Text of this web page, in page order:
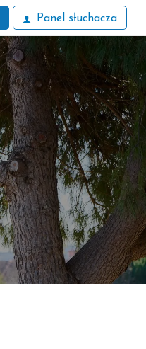
Panel słuchacza